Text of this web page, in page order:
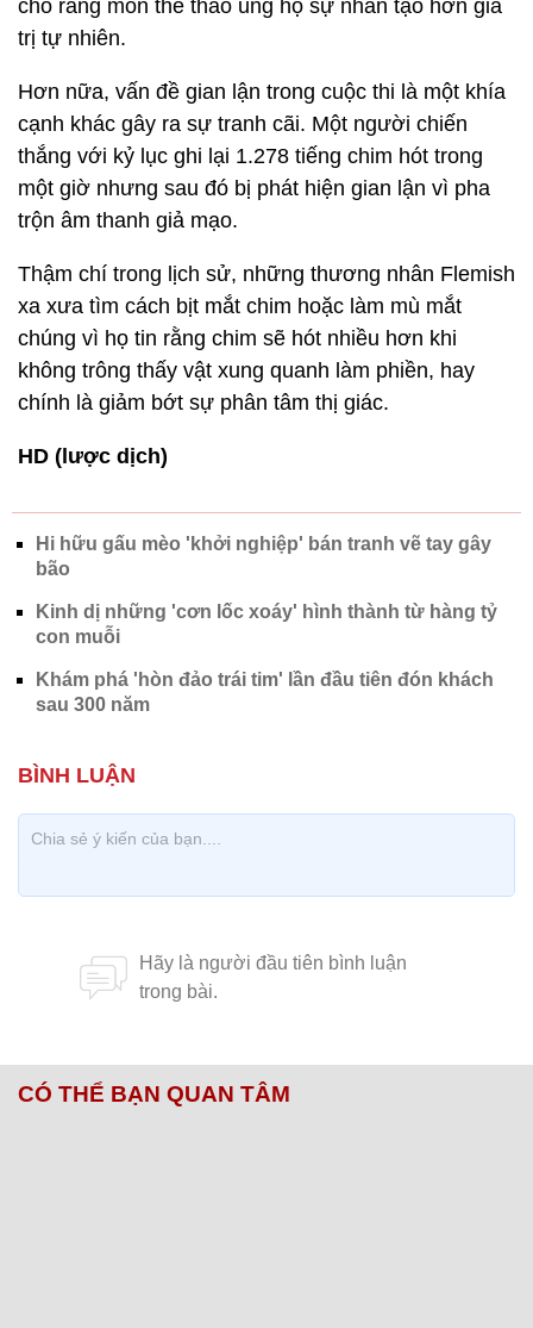
cho rằng môn thể thao ủng hộ sự nhân tạo hơn giá
trị tự nhiên.
Hơn nữa, vấn đề gian lận trong cuộc thi là một khía
cạnh khác gây ra sự tranh cãi. Một người chiến
thắng với kỷ lục ghi lại 1.278 tiếng chim hót trong
một giờ nhưng sau đó bị phát hiện gian lận vì pha
trộn âm thanh giả mạo.
Thậm chí trong lịch sử, những thương nhân Flemish
xa xưa tìm cách bịt mắt chim hoặc làm mù mắt
chúng vì họ tin rằng chim sẽ hót nhiều hơn khi
không trông thấy vật xung quanh làm phiền, hay
chính là giảm bớt sự phân tâm thị giác.
HD (lược dịch)
Hi hữu gấu mèo 'khởi nghiệp' bán tranh vẽ tay gây
bão
Kinh dị những 'cơn lốc xoáy' hình thành từ hàng tỷ
con muỗi
Khám phá 'hòn đảo trái tim' lần đầu tiên đón khách
sau 300 năm
CÓ THỂ BẠN QUAN TÂM